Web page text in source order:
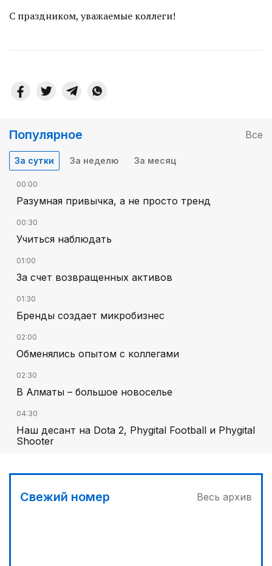
С праздником, уважаемые коллеги!
Популярное Все
За сутки За неделю За месяц
00:00
Разумная привычка, а не просто тренд
00:30
Учиться наблюдать
01:00
За счет возвращенных активов
01:30
Бренды создает микробизнес
02:00
Обменялись опытом с коллегами
02:30
В Алматы – большое новоселье
04:30
Наш десант на Dota 2, Phygital Football и Phygital
Shooter
Продолжаются инспекционные поездки
05:00
Свежий номер Весь архив